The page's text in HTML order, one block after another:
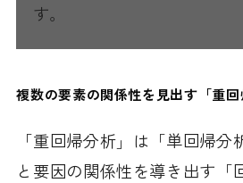
す。
複数の要素の関係性を見出す「重回
「重回帰分析」は「単回帰
と要因の関係性を導き出す「